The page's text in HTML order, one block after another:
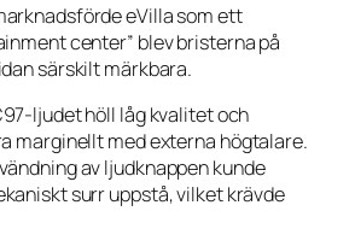
eVilla som ett
center” blev bristerna på
särskilt märkbara.
ljudet höll låg kvalitet och
marginellt med externa högtalare.
av ljudknappen kunde
surr uppstå, vilket krävde